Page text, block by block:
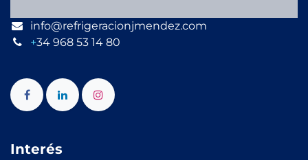
info@refrigeracionjmendez.com
+34 968 53 14 80
Interés